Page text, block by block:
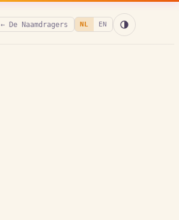
← De Naamdragers NL EN